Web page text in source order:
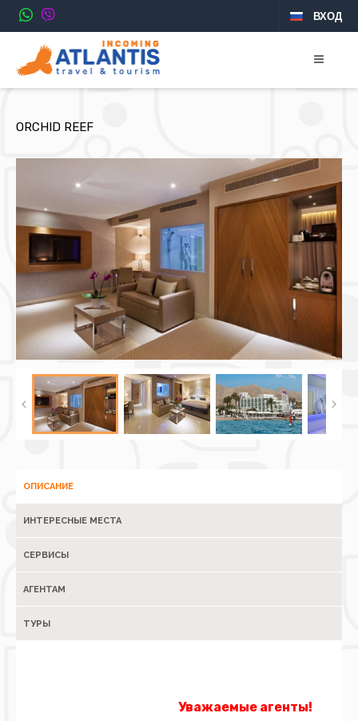
ВХОД
ORCHID REEF
ОПИСАНИЕ
ИНТЕРЕСНЫЕ МЕСТА
СЕРВИСЫ
АГЕНТАМ
ТУРЫ
Уважаемые агенты!